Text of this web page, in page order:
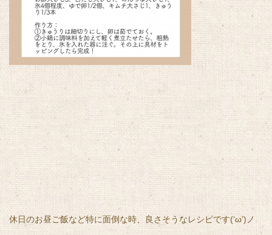
休日のお昼ご飯など特に面倒な時、良さそうなレシピです(‘ω’)ノ